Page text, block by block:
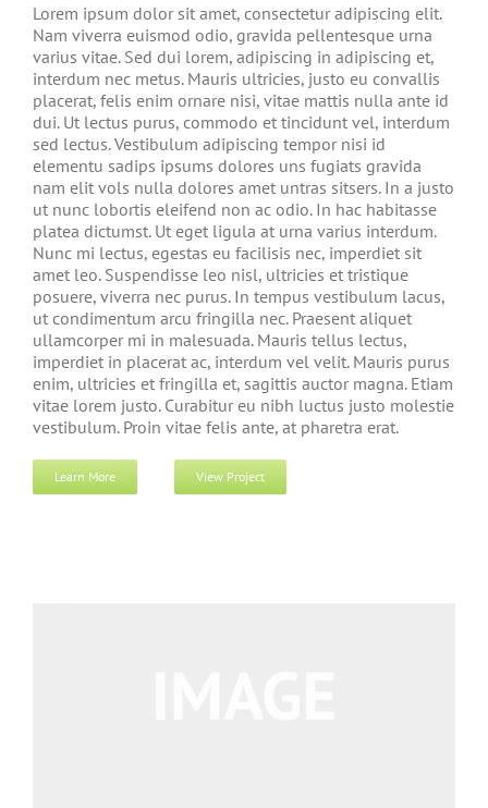
Lorem ipsum dolor sit amet, consectetur adipiscing elit.
Nam viverra euismod odio, gravida pellentesque urna
varius vitae. Sed dui lorem, adipiscing in adipiscing et,
interdum nec metus. Mauris ultricies, justo eu convallis
placerat, felis enim ornare nisi, vitae mattis nulla ante id
dui. Ut lectus purus, commodo et tincidunt vel, interdum
sed lectus. Vestibulum adipiscing tempor nisi id
elementu sadips ipsums dolores uns fugiats gravida
nam elit vols nulla dolores amet untras sitsers. In a justo
ut nunc lobortis eleifend non ac odio. In hac habitasse
platea dictumst. Ut eget ligula at urna varius interdum.
Nunc mi lectus, egestas eu facilisis nec, imperdiet sit
amet leo. Suspendisse leo nisl, ultricies et tristique
posuere, viverra nec purus. In tempus vestibulum lacus,
ut condimentum arcu fringilla nec. Praesent aliquet
ullamcorper mi in malesuada. Mauris tellus lectus,
imperdiet in placerat ac, interdum vel velit. Mauris purus
enim, ultricies et fringilla et, sagittis auctor magna. Etiam
vitae lorem justo. Curabitur eu nibh luctus justo molestie
vestibulum. Proin vitae felis ante, at pharetra erat.
Learn More View Project